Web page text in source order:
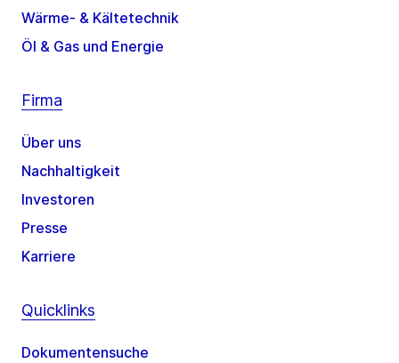
Wärme- & Kältetechnik
Öl & Gas und Energie
Firma
Über uns
Nachhaltigkeit
Investoren
Presse
Karriere
Quicklinks
Dokumentensuche